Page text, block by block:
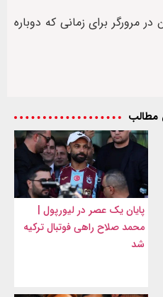
مرورگر برای زمانی که دوباره
مطالب
پایان یک عصر در لیورپول |
محمد صلاح راهی فوتبال ترکیه
شد